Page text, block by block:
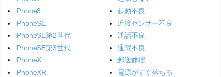
iPhone8
iPhoneSE
iPhoneSE第2世代
iPhoneSE第3世代
iPhoneX
iPhoneXR
起動不良
近接センサー不良
通話不良
通電不良
郵送修理
電源がすぐ落ちる